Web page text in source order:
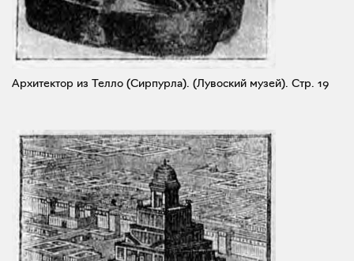
Архитектор из Телло (Сирпурла). (Лувоский музей). Стр. 19